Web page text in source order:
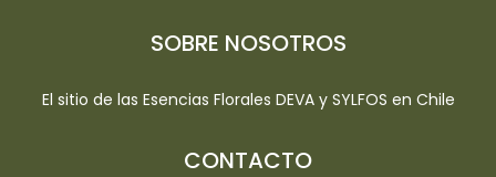
SOBRE NOSOTROS
El sitio de las Esencias Florales DEVA y SYLFOS en Chile
CONTACTO